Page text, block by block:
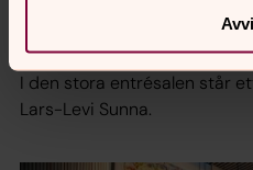
Foto: Olle Thoors
I den stora entrésalen står
Lars-Levi Sunna.